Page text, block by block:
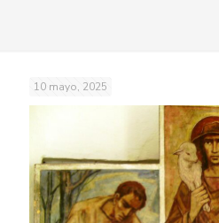
10 mayo, 2025